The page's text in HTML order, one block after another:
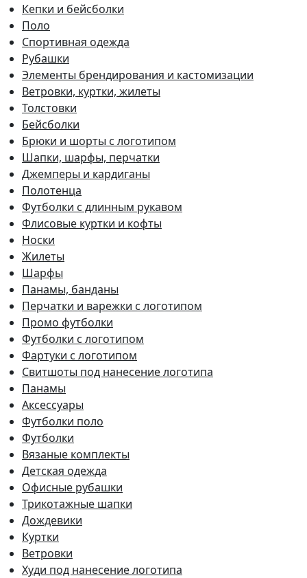
Кепки и бейсболки
Поло
Спортивная одежда
Рубашки
Элементы брендирования и кастомизации
Ветровки, куртки, жилеты
Толстовки
Бейсболки
Брюки и шорты с логотипом
Шапки, шарфы, перчатки
Джемперы и кардиганы
Полотенца
Футболки с длинным рукавом
Флисовые куртки и кофты
Носки
Жилеты
Шарфы
Панамы, банданы
Перчатки и варежки с логотипом
Промо футболки
Футболки с логотипом
Фартуки с логотипом
Свитшоты под нанесение логотипа
Панамы
Аксессуары
Футболки поло
Футболки
Вязаные комплекты
Детская одежда
Офисные рубашки
Трикотажные шапки
Дождевики
Куртки
Ветровки
Худи под нанесение логотипа